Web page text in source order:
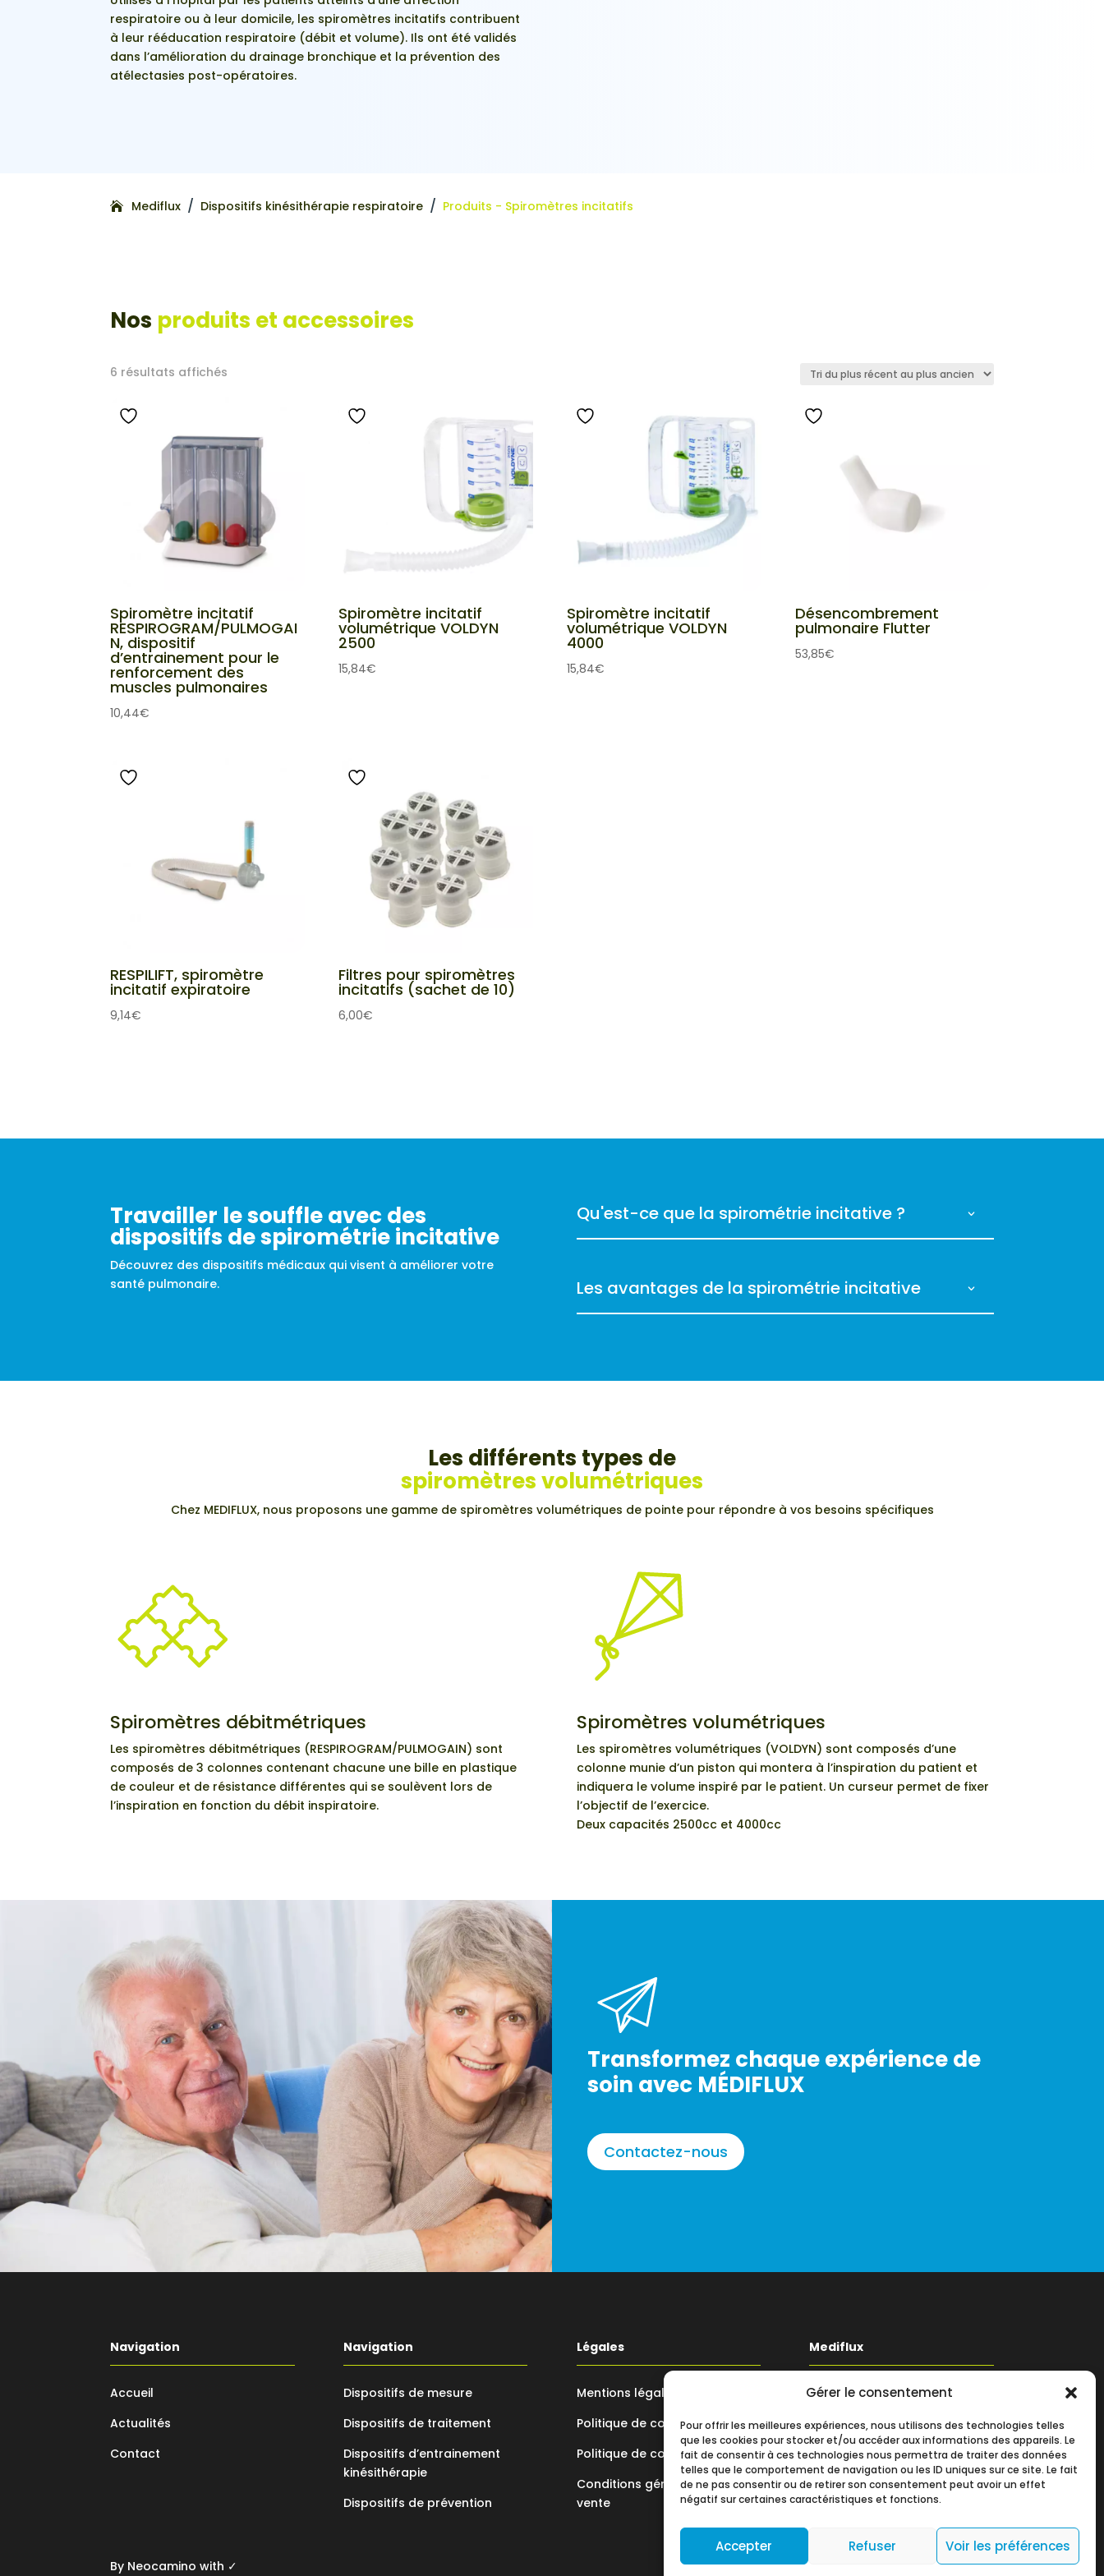
Gérer le consentement
Pour offrir les meilleures expériences, nous utilisons des technologies telles
que les cookies pour stocker et/ou accéder aux informations des appareils. Le
fait de consentir à ces technologies nous permettra de traiter des données
telles que le comportement de navigation ou les ID uniques sur ce site. Le fait
de ne pas consentir ou de retirer son consentement peut avoir un effet
négatif sur certaines caractéristiques et fonctions.
Accepter Refuser Voir les préférences
respiratoire ou à leur domicile, les spiromètres incitatifs contribuent
à leur rééducation respiratoire (débit et volume). Ils ont été validés
dans l’amélioration du drainage bronchique et la prévention des
atélectasies post-opératoires.
Mediflux / Dispositifs kinésithérapie respiratoire / Produits - Spiromètres incitatifs
Nos produits et accessoires
6 résultats affichés
au
ancien
Spiromètre incitatif
RESPIROGRAM/PULMOGAI
N, dispositif
d’entrainement pour le
renforcement des
muscles pulmonaires
10,44€
Spiromètre incitatif
volumétrique VOLDYN
2500
15,84€
Spiromètre incitatif
volumétrique VOLDYN
4000
15,84€
Désencombrement
pulmonaire Flutter
53,85€
RESPILIFT, spiromètre
incitatif expiratoire
9,14€
Filtres pour spiromètres
incitatifs (sachet de 10)
6,00€
Travailler le souffle avec des
dispositifs de spirométrie incitative
Découvrez des dispositifs médicaux qui visent à améliorer votre
santé pulmonaire.
Qu'est-ce que la spirométrie incitative ?
Les avantages de la spirométrie incitative
Les différents types de
spiromètres volumétriques
Chez MEDIFLUX, nous proposons une gamme de spiromètres volumétriques de pointe pour répondre à vos besoins spécifiques
Spiromètres débitmétriques
Les spiromètres débitmétriques (RESPIROGRAM/PULMOGAIN) sont
composés de 3 colonnes contenant chacune une bille en plastique
de couleur et de résistance différentes qui se soulèvent lors de
l’inspiration en fonction du débit inspiratoire.
Spiromètres volumétriques
Les spiromètres volumétriques (VOLDYN) sont composés d’une
colonne munie d’un piston qui montera à l’inspiration du patient et
indiquera le volume inspiré par le patient. Un curseur permet de fixer
l’objectif de l’exercice.
Deux capacités 2500cc et 4000cc
Transformez chaque expérience de
soin avec MÉDIFLUX
Contactez-nous
Navigation
Accueil
Actualités
Contact
Navigation
Dispositifs de mesure
Dispositifs de traitement
Dispositifs d’entrainement
kinésithérapie
Dispositifs de prévention
Légales
Mentions légales
Politique de confidentialité
Politique de cookie
Conditions générales de
vente
Mediflux
19 Allée des Vendanges
77183 CROISSY BEAUBOURG
+33 (0)1 60 93 90 60
contact@mediflux.fr
By Neocamino with ✓